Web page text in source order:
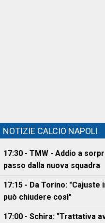
NOTIZIE CALCIO NAPOLI
17:30 - TMW - Addio a
passo dalla nuova squadra
17:15 - Da Torino:
può chiudere così"
17:00 - Schira: "Trattativa